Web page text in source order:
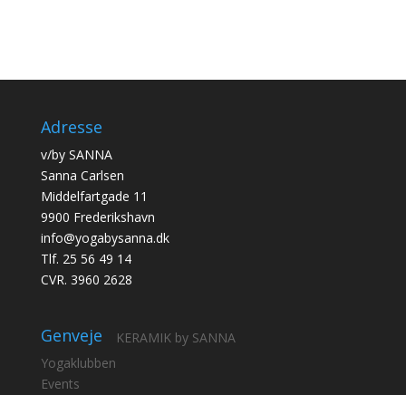
Adresse
v/by SANNA
Sanna Carlsen
Middelfartgade 11
9900 Frederikshavn
info@yogabysanna.dk
Tlf. 25 56 49 14
CVR. 3960 2628
Genveje
Yogaklubben
Events
KERAMIK by SANNA